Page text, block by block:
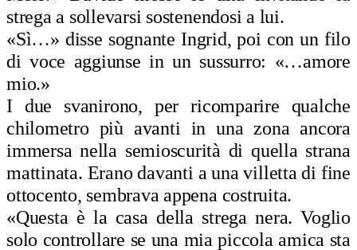
strega a sollevarsi sostenendosi a lui.
«Sì…» disse sognante Ingrid, poi con un filo
di voce aggiunse in un sussurro: «…amore
mio.»
I due svanirono, per ricomparire qualche
chilometro più avanti in una zona ancora
immersa nella semioscurità di quella strana
mattinata. Erano davanti a una villetta di fine
ottocento, sembrava appena costruita.
«Questa è la casa della strega nera. Voglio
solo controllare se una mia piccola amica sta